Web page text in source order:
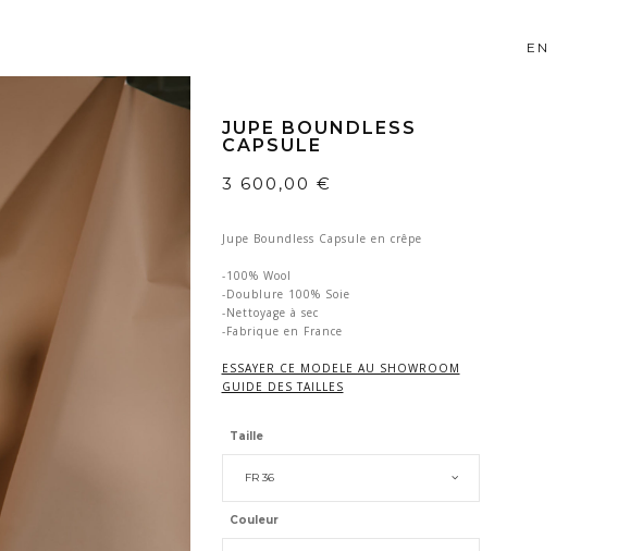
EN
JUPE BOUNDLESS
CAPSULE
3 600,00 €
Jupe Boundless Capsule en crêpe
-100% Wool
-Doublure 100% Soie
-Nettoyage à sec
-Fabrique en France
ESSAYER CE MODELE AU SHOWROOM
GUIDE DES TAILLES
Taille
FR 36
Couleur